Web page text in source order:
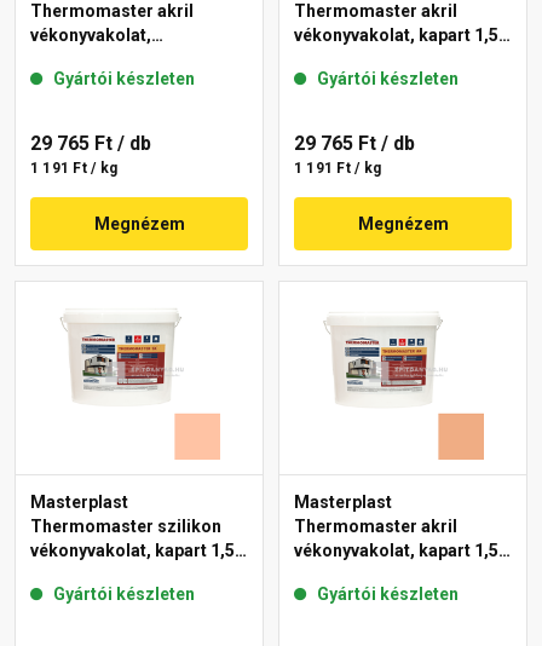
Thermomaster akril
vékonyvakolat,
01-E 25 kg
Gyártói készleten
29 765 Ft / db
1 191 Ft / kg
Megnézem
Thermomaster akril
vékonyvakolat, kapart 1,5
Gyártói készleten
29 765 Ft / db
1 191 Ft / kg
Megnézem
Masterplast
Thermomaster szilikon
vékonyvakolat, kapart 1,5
Gyártói készleten
Masterplast
Thermomaster akril
vékonyvakolat, kapart 1,5
Gyártói készleten